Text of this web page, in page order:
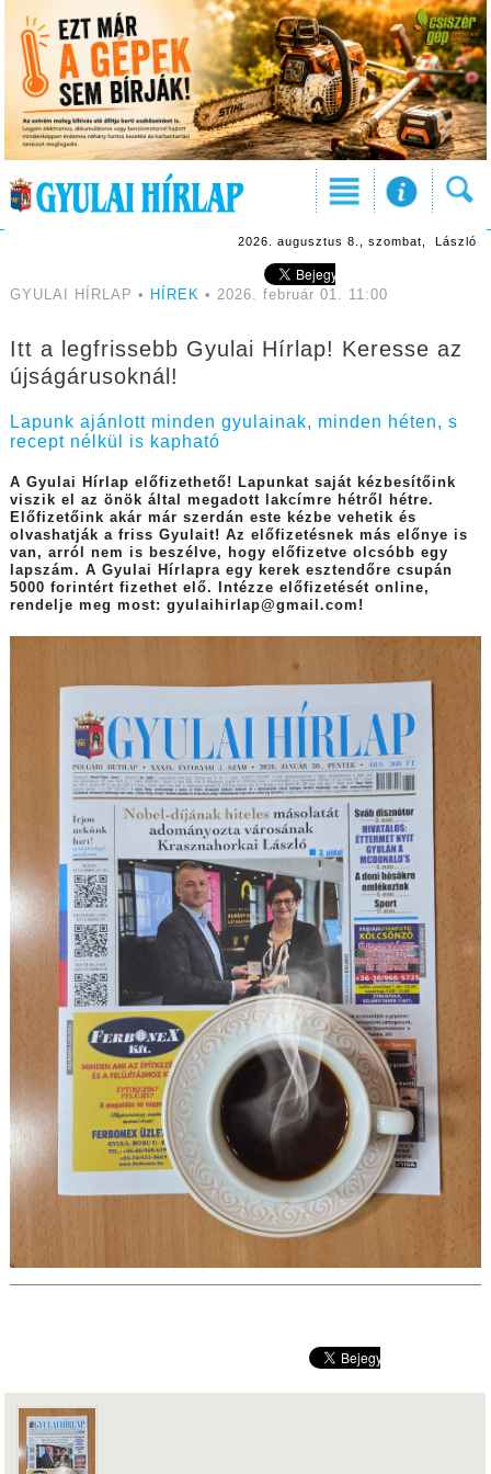
2026. augusztus 8., szombat, László
GYULAI HÍRLAP • HÍREK • 2026. február 01. 11:00
Itt a legfrissebb Gyulai Hírlap! Keresse az
újságárusoknál!
Lapunk ajánlott minden gyulainak, minden héten, s
recept nélkül is kapható
A Gyulai Hírlap előfizethető! Lapunkat saját kézbesítőink
viszik el az önök által megadott lakcímre hétről hétre.
Előfizetőink akár már szerdán este kézbe vehetik és
olvashatják a friss Gyulait! Az előfizetésnek más előnye is
van, arról nem is beszélve, hogy előfizetve olcsóbb egy
lapszám. A Gyulai Hírlapra egy kerek esztendőre csupán
5000 forintért fizethet elő. Intézze előfizetését online,
rendelje meg most: gyulaihirlap@gmail.com!